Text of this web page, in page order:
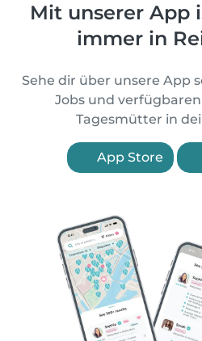
Mit unserer App
immer in
Sehe dir über unsere App
Jobs und
Tagesmütter in
App Store